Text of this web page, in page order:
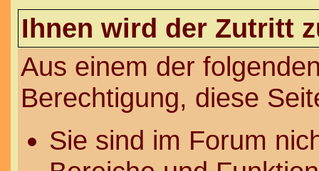
Ihnen wird der Zutritt
Aus einem der
Berechtigung, diese
Sie sind im Forum